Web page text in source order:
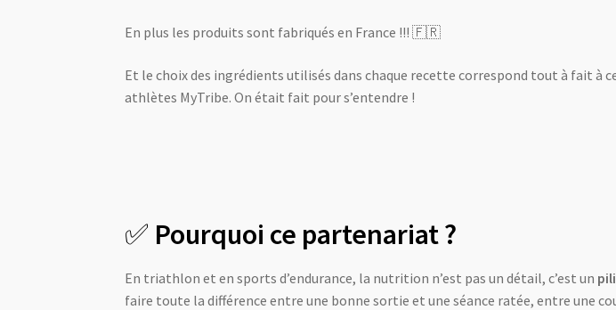
En plus les produits sont fabriqués en France !!! 🇫🇷
Et le choix des ingrédients utilisés dans chaque recette correspond tout à fait à
athlètes MyTribe. On était fait pour s’entendre !
✅ Pourquoi ce partenariat ?
En triathlon et en sports d’endurance, la nutrition n’est pas un détail, c’est un
faire toute la différence entre une bonne sortie et une séance ratée, entre une